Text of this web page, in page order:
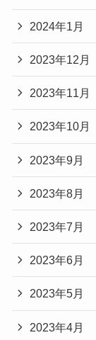
2024年1月
2023年12月
2023年11月
2023年10月
2023年9月
2023年8月
2023年7月
2023年6月
2023年5月
2023年4月